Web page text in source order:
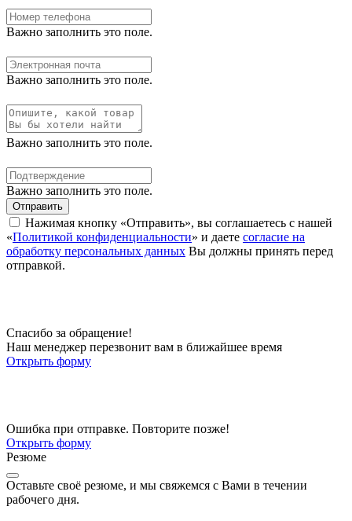
Важно заполнить это поле.
Важно заполнить это поле.
Важно заполнить это поле.
Важно заполнить это поле.
Отправить
Нажимая кнопку «Отправить», вы соглашаетесь с нашей
«Политикой конфиденциальности» и даете согласие на
обработку персональных данных Вы должны принять перед
отправкой.
Спасибо за обращение!
Наш менеджер перезвонит вам в ближайшее время
Открыть форму
Ошибка при отправке. Повторите позже!
Открыть форму
Резюме
Оставьте своё резюме, и мы свяжемся с Вами в течении
рабочего дня.